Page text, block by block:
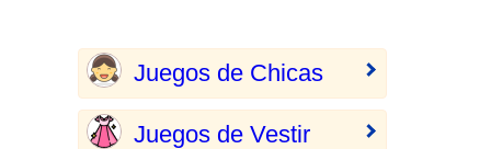
Juegos de Chicas
Juegos de Vestir